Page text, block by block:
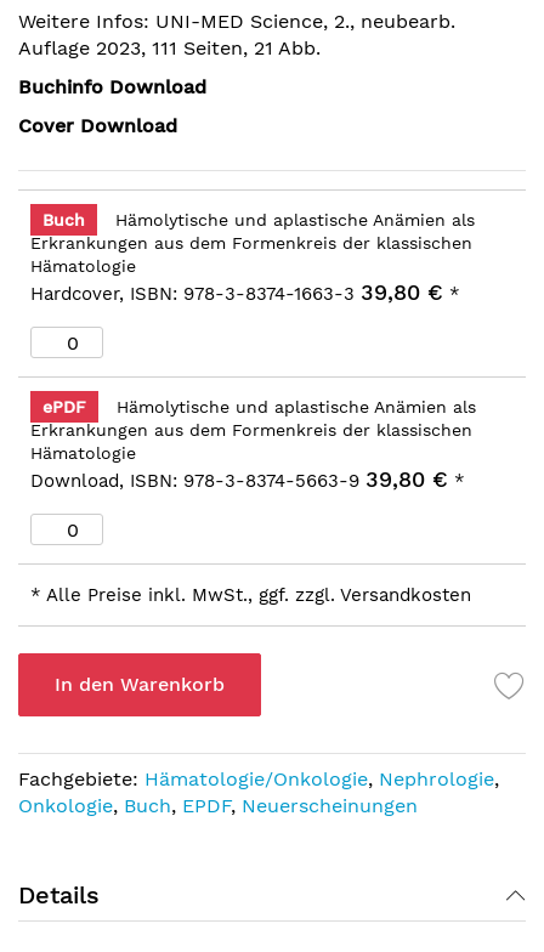
Weitere Infos: UNI-MED Science, 2., neubearb.
Auflage 2023, 111 Seiten, 21 Abb.
Buchinfo Download
Cover Download
Buch
Hämolytische und aplastische Anämien als
Erkrankungen aus dem Formenkreis der klassischen
Hämatologie
Hardcover, ISBN: 978-3-8374-1663-3 39,80 € *
ePDF
Hämolytische und aplastische Anämien als
Erkrankungen aus dem Formenkreis der klassischen
Hämatologie
Download, ISBN: 978-3-8374-5663-9 39,80 € *
* Alle Preise inkl. MwSt., ggf. zzgl. Versandkosten
In den Warenkorb
Fachgebiete: Hämatologie/Onkologie, Nephrologie,
Onkologie, Buch, EPDF, Neuerscheinungen
Details